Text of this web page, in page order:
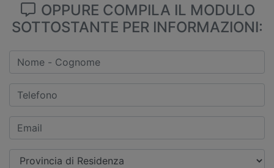
OPPURE COMPILA IL MODULO
SOTTOSTANTE PER INFORMAZIONI: